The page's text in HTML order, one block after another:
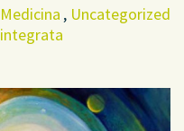
Medicina
integrata
, Uncategorized